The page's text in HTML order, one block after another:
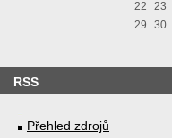
22
23
29
30
RSS
Přehled zdrojů